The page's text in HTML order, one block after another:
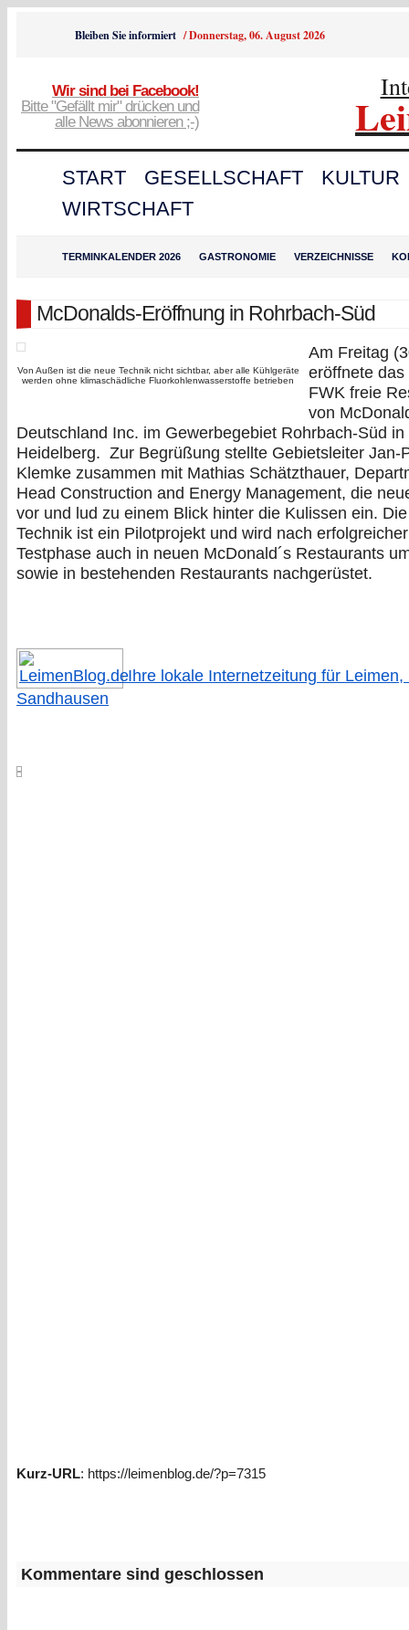
Bleiben Sie informiert /Donnerstag, 06. August 2026
Wir sind bei Facebook!
Bitte "Gefällt mir" drücken und
alle News abonnieren ;-)
START GESELLSCHAFT
KULTUR
WIRTSCHAFT
TERMINKALENDER 2026 GASTRONOMIE VERZEICHNISSE
McDonalds-Eröffnung in Rohrbach-Süd
Von Außen ist die neue Technik nicht sichtbar, aber alle Kühlgeräte
werden ohne klimaschädliche Fluorkohlenwasserstoffe betrieben
Am Freitag
eröffnete das
FWK freie
von
Deutschland Inc. im Gewerbegebiet Rohrbach-Süd in
Heidelberg. Zur Begrüßung stellte Gebietsleiter Jan-
Klemke zusammen mit Mathias Schätzthauer,
Head Construction and Energy Management, die
vor und lud zu einem Blick hinter die Kulissen ein.
Technik ist ein Pilotprojekt und wird nach erfolgreicher
Testphase auch in neuen McDonald´s Restaurants
sowie in bestehenden Restaurants nachgerüstet.
Ihre lokale Internetzeitung für Leimen,
Sandhausen
Kurz-URL: https://leimenblog.de/?p=7315
Kommentare sind geschlossen